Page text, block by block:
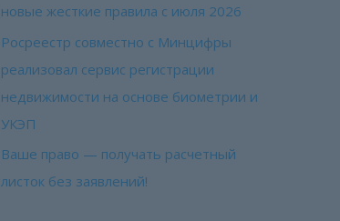
новые жесткие правила с июля 2026
Росреестр совместно с Минцифры
реализовал сервис регистрации
недвижимости на основе биометрии и
УКЭП
Ваше право — получать расчетный
листок без заявлений!